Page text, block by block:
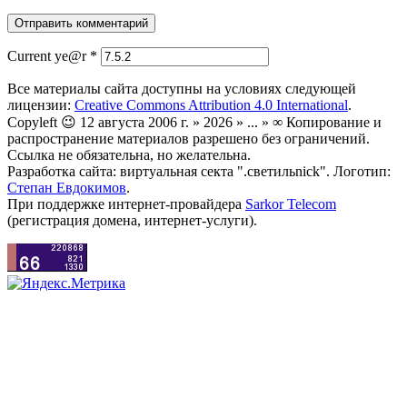
Current ye@r *
Все материалы сайта доступны на условиях следующей
лицензии: Creative Commons Attribution 4.0 International.
Copyleft 😉 12 августа 2006 г. » 2026 » ... » ∞ Копирование и
распространение материалов разрешено без ограничений.
Ссылка не обязательна, но желательна.
Разработка сайта: виртуальная секта ".светильnick". Логотип:
Степан Евдокимов.
При поддержке интернет-провайдера Sarkor Telecom
(регистрация домена, интернет-услуги).